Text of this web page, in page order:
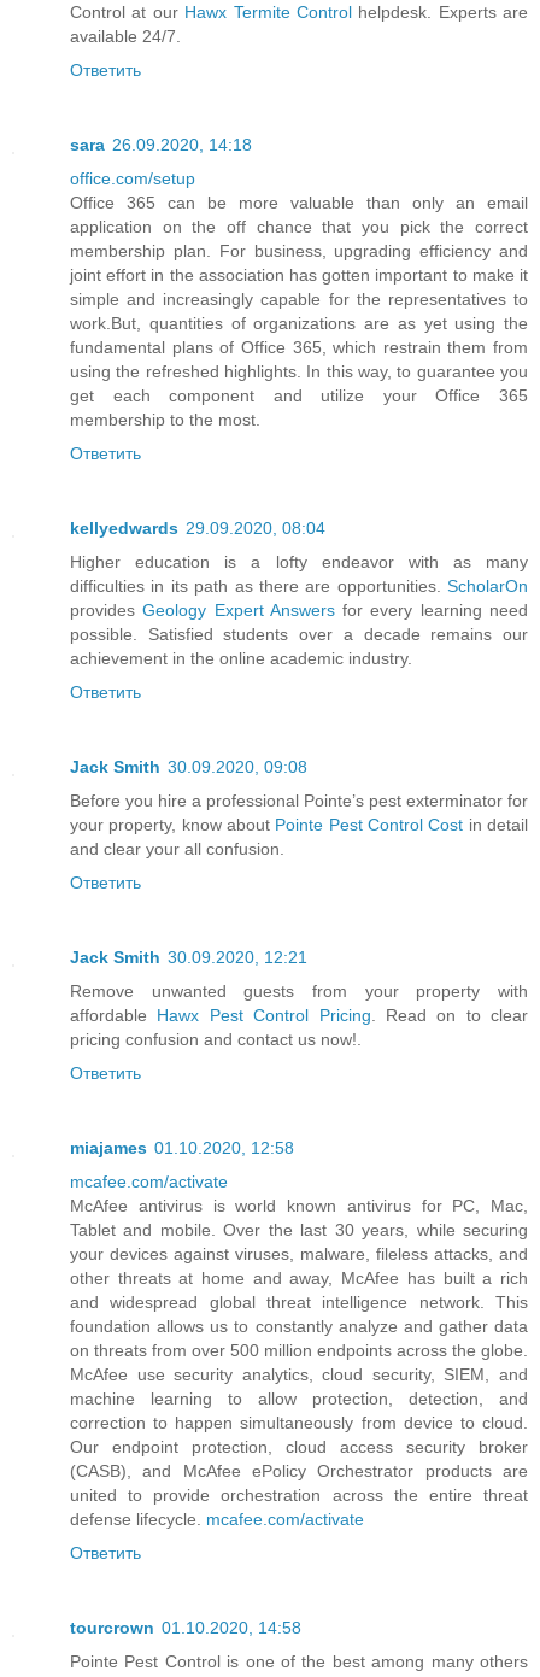
Control at our Hawx Termite Controlhelpdesk. Experts are
available 24/7.
Ответить
sara 26.09.2020, 14:18
office.com/setup
Office 365 can be more valuable than only an email
application on the off chance that you pick the correct
membership plan. For business, upgrading efficiency and
joint effort in the association has gotten important to make it
simple and increasingly capable for the representatives to
work.But, quantities of organizations are as yet using the
fundamental plans of Office 365, which restrain them from
using the refreshed highlights. In this way, to guarantee you
get each component and utilize your Office 365
membership to the most.
Ответить
kellyedwards 29.09.2020, 08:04
Higher education is a lofty endeavor with as many
difficulties in its path as there are opportunities. ScholarOn
providesGeology Expert Answersfor every learning need
possible. Satisfied students over a decade remains our
achievement in the online academic industry.
Ответить
Jack Smith 30.09.2020, 09:08
Before you hire a professional Pointe’s pest exterminator for
your property, know about Pointe Pest Control Cost in detail
and clear your all confusion.
Ответить
Jack Smith 30.09.2020, 12:21
Remove unwanted guests from your property with
affordable Hawx Pest Control Pricing. Read on to clear
pricing confusion and contact us now!.
Ответить
miajames 01.10.2020, 12:58
mcafee.com/activate
McAfee antivirus is world known antivirus for PC, Mac,
Tablet and mobile. Over the last 30 years, while securing
your devices against viruses, malware, fileless attacks, and
other threats at home and away, McAfee has built a rich
and widespread global threat intelligence network. This
foundation allows us to constantly analyze and gather data
on threats from over 500 million endpoints across the globe.
McAfee use security analytics, cloud security, SIEM, and
machine learning to allow protection, detection, and
correction to happen simultaneously from device to cloud.
Our endpoint protection, cloud access security broker
(CASB), and McAfee ePolicy Orchestrator products are
united to provide orchestration across the entire threat
defense lifecycle. mcafee.com/activate
Ответить
tourcrown 01.10.2020, 14:58
Pointe Pest Control is one of the best among many others